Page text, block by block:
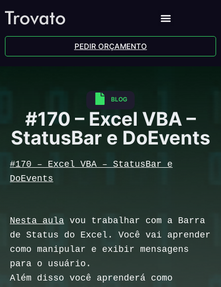
PEDIR ORÇAMENTO
BLOG
#170 – Excel VBA –
StatusBar e DoEvents
#170 – Excel VBA – StatusBar e
DoEvents
Nesta aula vou trabalhar com a Barra
de Status do Excel. Você vai aprender
como manipular e exibir mensagens
para o usuário.
Além disso você aprenderá como